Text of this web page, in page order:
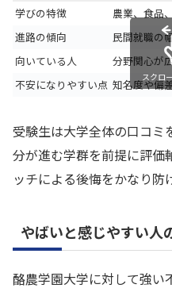
学びの特徴
農業、食品
進路の傾向
民間就職の
向いている人
分野関心が
不安になりやすい点 知名度や偏
スクロ
受験生は大学全体の口コミ
分が進む学群を前提に評価
ッチによる後悔をかなり防
やばいと感じやすい人
酪農学園大学に対して強い